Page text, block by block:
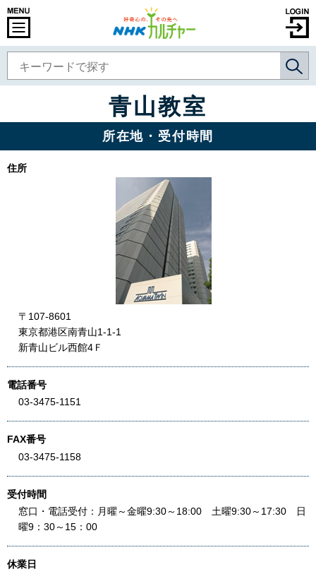
青山教室
所在地・受付時間
住所
〒107-8601
東京都港区南青山1-1-1
新青山ビル西館4Ｆ
電話番号
03-3475-1151
FAX番号
03-3475-1158
受付時間
窓口・電話受付：月曜～金曜9:30～18:00 土曜9:30～17:30 日
曜9：30～15：00
休業日